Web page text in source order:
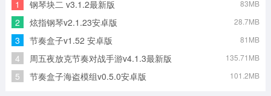
1 钢琴块二 v3.1.2最新版 83MB
2 炫指钢琴v2.1.23安卓版 28.7MB
3 节奏盒子v1.52 安卓版 81MB
4 周五夜放克节奏对战手游v4.1.3最新版 135.71MB
5 节奏盒子海盗模组v0.5.0安卓版 101.2MB